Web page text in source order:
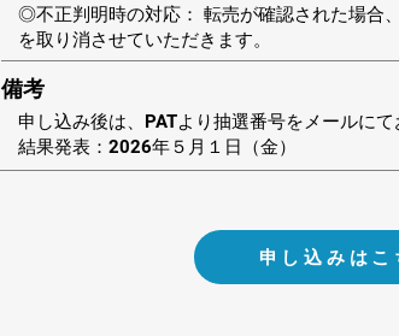
◎不正判明時の対応： 転売が確認された場合
を取り消させていただきます。
備考
申し込み後は、PATより抽選番号をメールにて
結果発表：2026年５月１日（金）
申し込みはこ